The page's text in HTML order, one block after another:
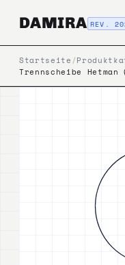
DAMIRA REV.
Startseite /
Trennscheibe Hetman